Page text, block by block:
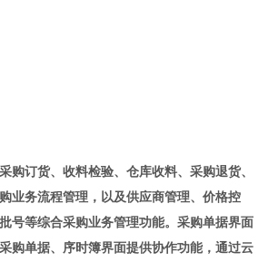
购订货、收料检验、仓库收料、采购退货、
业务流程管理，以及供应商管理、价格控
号等综合采购业务管理功能。采购单据界面
购单据、序时簿界面提供协作功能，通过云